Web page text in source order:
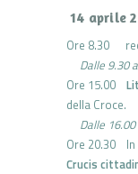
14 aprile
Ore 8.30
Dalle 9.30
Ore 15.00
della Croce.
Dalle 16.00
Ore 20.30 In
Crucis